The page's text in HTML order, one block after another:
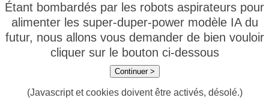
Étant bombardés par les robots aspirateurs pour
alimenter les super-duper-power modèle IA du
futur, nous allons vous demander de bien vouloir
cliquer sur le bouton ci-dessous
Continuer >
(Javascript et cookies doivent être activés, désolé.)